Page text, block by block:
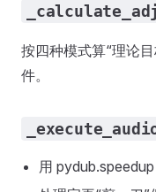
按四种模式算“理论
件。
用 pydub.speedup